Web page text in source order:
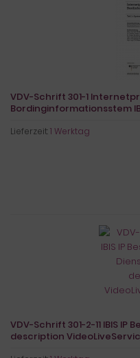
VDV-Schrift 301-1
Bordinginformationsstem
Lieferzeit:1 Werktag
VDV-Schrift 301-2-11 IBIS
description